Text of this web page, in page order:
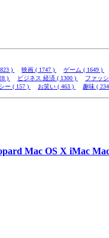
) 映画 ( 1747 ) ゲーム ( 1649 )
) ビジネス 経済 ( 1300 ) ファッ
ー ( 157 ) お笑い ( 463 ) 趣味 (
Mac OS X iMac